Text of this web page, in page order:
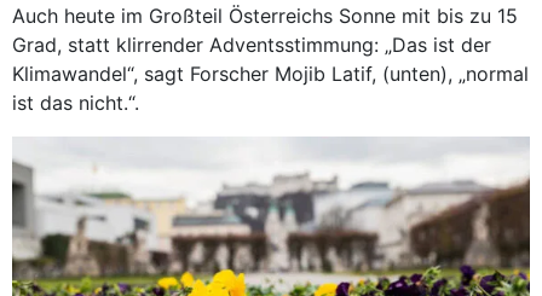
Auch heute im Großteil Österreichs Sonne mit bis zu 15
Grad, statt klirrender Adventsstimmung: „Das ist der
Klimawandel“, sagt Forscher Mojib Latif, (unten), „normal
ist das nicht.“.